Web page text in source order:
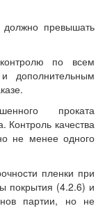
превышать
по всем
дополнительным
проката
Контроль качества
не менее одного
пленки при
покрытия (4.2.6) и
партии, но не